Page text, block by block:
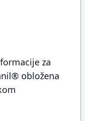
za
obložena